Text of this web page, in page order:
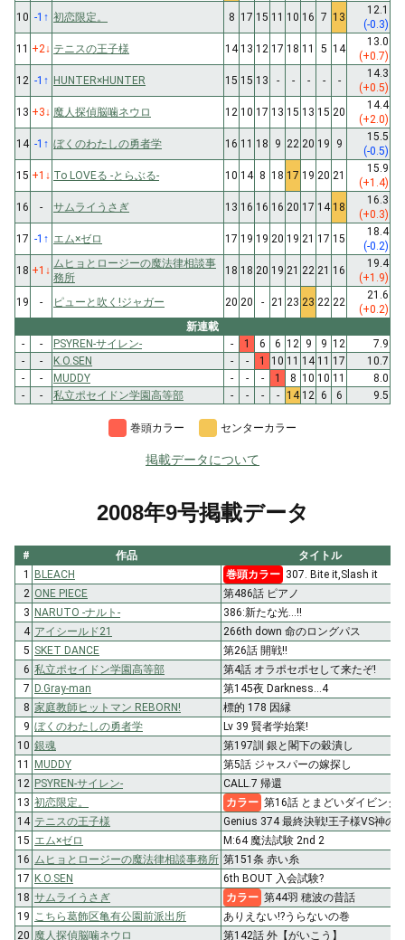
10 -1 ↑ 初恋限定。 8 17 15 11 10 16 7 13
12.1
(-0.3)
11 +2↓ テニスの王子様 14 13 12 17 18 11 5 14
13.0
(+0.7)
12 -1 ↑ HUNTER×HUNTER 15 15 13 - - - - -
14.3
(+0.5)
13 +3↓ 魔人探偵脳噛ネウロ 12 10 17 13 15 13 15 20
14.4
(+2.0)
14 -1 ↑ ぼくのわたしの勇者学 16 11 18 9 22 20 19 9
15.5
(-0.5)
15 +1 ↓ To LOVEる -とらぶる- 10 14 8 18 17 19 20 21
15.9
(+1.4)
16
- サムライうさぎ 13 16 16 16 20 17 14 18
16.3
(+0.3)
17 -1 ↑ エム×ゼロ 17 19 19 20 19 21 17 15
18.4
(-0.2)
18 +1 ↓
ムヒョとロージーの魔法律相談事
務所
18 18 20 19 21 22 21 16
19.4
(+1.9)
19
- ピューと吹く!ジャガー 20 20 - 21 23 23 22 22
21.6
(+0.2)
新連載
-
- PSYREN-サイレン- - 1 6 6 12 9 9 12
7.9
-
- K.O.SEN - - 1 10 11 14 11 17
10.7
-
- MUDDY - - - 1 8 10 10 11
8.0
-
- 私立ポセイドン学園高等部 - - - - 14 12 6 6 9.5
巻頭カラー センターカラー
掲載データについて
2008年9号掲載データ
# 作品
タイトル
1 BLEACH 巻頭カラー 307. Bite it,Slash it
2 ONE PIECE
第486話 ピアノ
3 NARUTO -ナルト-
386:新たな光…!!
4 アイシールド21
266th down 命のロングパス
5 SKET DANCE
第26話 開戦!!
6 私立ポセイドン学園高等部
第4話 オラポセポセして来たぞ!
7 D.Gray-man
第145夜 Darkness…4
8 家庭教師ヒットマン REBORN!
標的 178 因縁
9 ぼくのわたしの勇者学
Lv 39 賢者学始業!
10 銀魂
第197訓 銀と閣下の穀潰し
11 MUDDY
第5話 ジャスパーの嫁探し
12 PSYREN-サイレン-
CALL.7 帰還
13 初恋限定。 カラー 第16話 とまどいダイビング!
14 テニスの王子様
Genius 374 最終決戦!王子様VS神の
15 エム×ゼロ
M:64 魔法試験 2nd 2
16 ムヒョとロージーの魔法律相談事務所 第151条 赤い糸
17 K.O.SEN
6th BOUT 入会試験?
18 サムライうさぎ カラー 第44羽 穂波の昔話
19
こちら葛飾区亀有公園前派出所
ありえない!?うらないの巻
20 魔人探偵脳噛ネウロ 第142話 外【がいこう】